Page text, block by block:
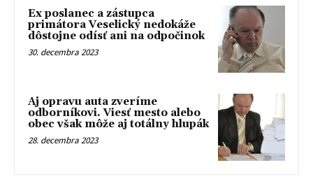
Ex poslanec a zástupca
primátora Veselický nedokáže
dôstojne odísť ani na odpočinok
30. decembra 2023
Aj opravu auta zveríme
odborníkovi. Viesť mesto alebo
obec však môže aj totálny hlupák
28. decembra 2023